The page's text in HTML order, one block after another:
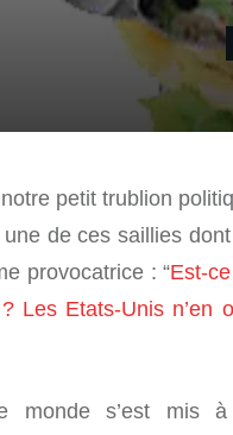
petit trublion
une de ces saillies
provocatrice : “Est-
Les Etats-Unis n’en
monde s’est mis